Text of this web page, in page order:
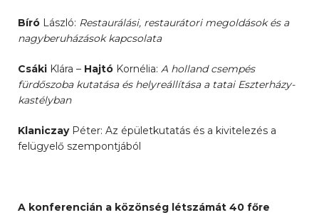
Bíró László: Restaurálási, restaurátori megoldások és a
nagyberuházások kapcsolata
Csáki Klára – Hajtó Kornélia: A holland csempés
fürdőszoba kutatása és helyreállítása a tatai Eszterházy-
kastélyban
KlaniczayPéter: Az épületkutatás és a kivitelezés a
felügyelő szempontjából
A konferencián a közönség létszámát 40 főre